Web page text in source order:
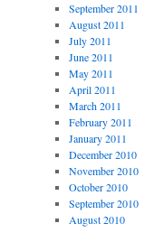
September 2011
August 2011
July 2011
June 2011
May 2011
April 2011
March 2011
February 2011
January 2011
December 2010
November 2010
October 2010
September 2010
August 2010